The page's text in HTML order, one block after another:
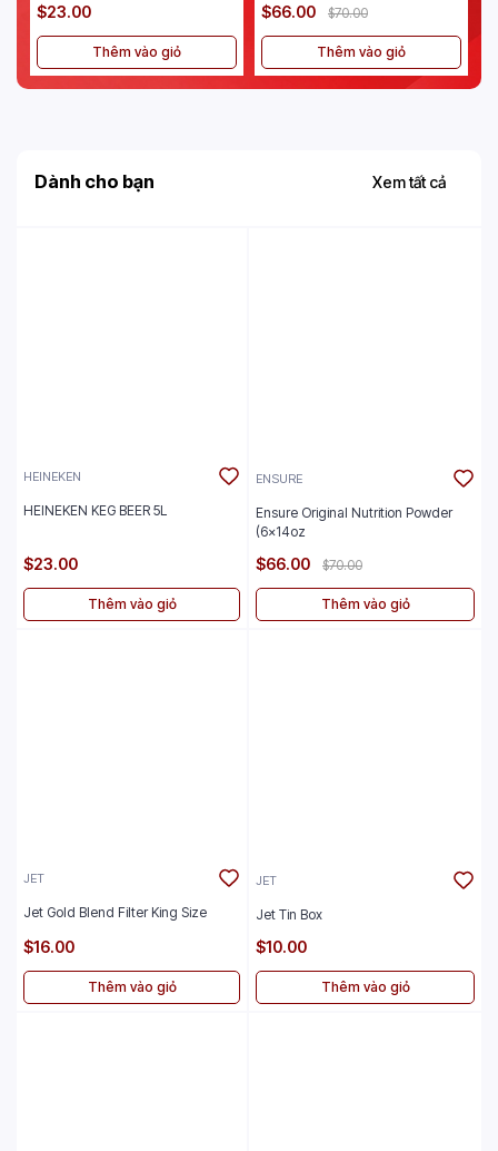
$23.00
Thêm vào giỏ
$66.00 $70.00
Thêm vào giỏ
Dành cho bạn Xem tất cả
HEINEKEN
HEINEKEN KEG BEER 5L
$23.00
Thêm vào giỏ
ENSURE
Ensure Original Nutrition Powder
(6x14oz
$66.00 $70.00
Thêm vào giỏ
JET
Jet Gold Blend Filter King Size
$16.00
Thêm vào giỏ
JET
Jet Tin Box
$10.00
Thêm vào giỏ